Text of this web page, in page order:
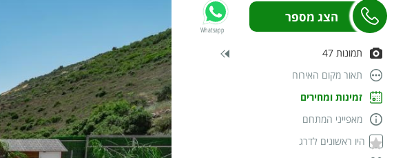
Whatsapp
תמונות 47
תאור מקום האירוח
זמינות ומחירים
מאפייני המתחם
היו ראשונים לדרג